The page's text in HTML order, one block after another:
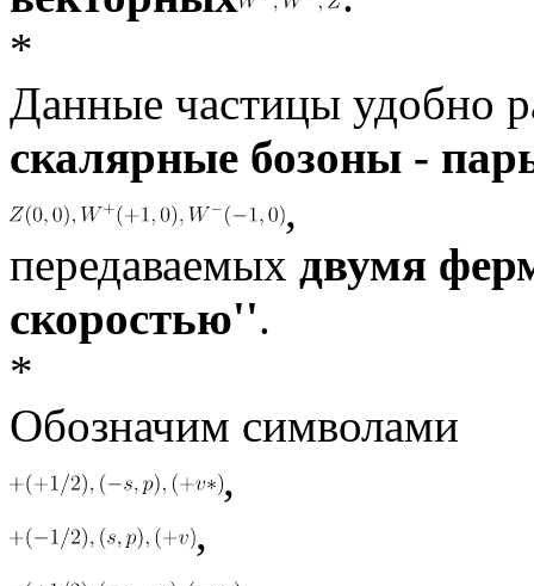
*
Данные частицы удобно
скалярные бозоны -
,
передаваемых двумя
скоростью''.
*
Обозначим символами
,
,